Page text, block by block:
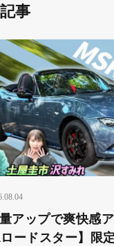
事
アップで爽快感
ードスター】限